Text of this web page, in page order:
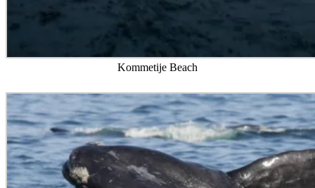
Kommetije Beach